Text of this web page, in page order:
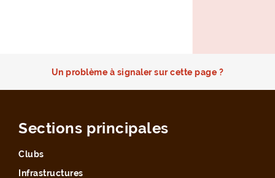
Un problème à signaler sur cette page ?
Sections principales
Clubs
Infrastructures